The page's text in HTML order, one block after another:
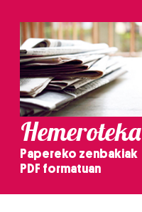
Hemeroteka
Papereko zenbakiak
PDF formatuan